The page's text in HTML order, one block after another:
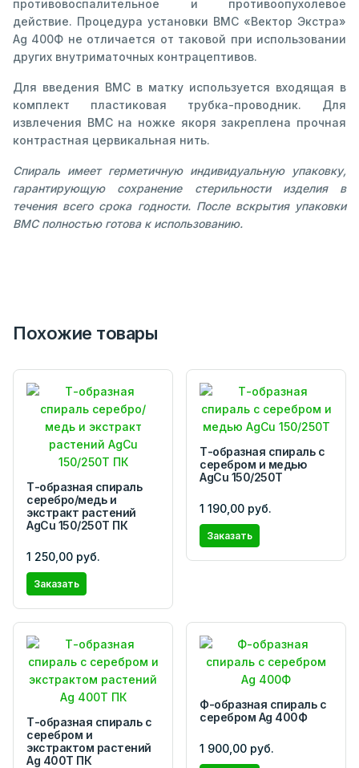
противовоспалительное и противоопухолевое
действие. Процедура установки ВМС «Вектор Экстра»
Ag 400Ф не отличается от таковой при использовании
других внутриматочных контрацептивов.
Для введения ВМС в матку используется входящая в
комплект пластиковая трубка-проводник. Для
извлечения ВМС на ножке якоря закреплена прочная
контрастная цервикальная нить.
Спираль имеет герметичную индивидуальную упаковку,
гарантирующую сохранение стерильности изделия в
течения всего срока годности. После вскрытия упаковки
ВМС полностью готова к использованию.
Похожие товары
Т-образная спираль
серебро/медь и
экстракт растений
AgCu 150/250Т ПК
1 250,00 руб.
Заказать
Т-образная спираль с
серебром и медью
AgCu 150/250Т
1 190,00 руб.
Заказать
Т-образная спираль с
серебром и
экстрактом растений
Ag 400T ПК
Ф-образная спираль с
серебром Ag 400Ф
1 900,00 руб.